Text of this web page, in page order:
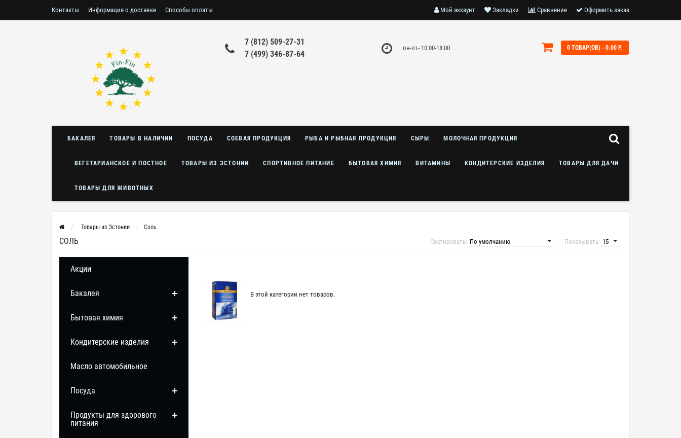
Контакты Информация о доставке Способы оплаты Мой аккаунт Закладки Сравнение Оформить заказ
7 (812) 509-27-31
7 (499) 346-87-64
пн-пт- 10:00-18:00 0 ТОВАР(ОВ) - 0.00 Р.
БАКАЛЕЯ ТОВАРЫ В НАЛИЧИИ ПОСУДА СОЕВАЯ ПРОДУКЦИЯ РЫБА И РЫБНАЯ ПРОДУКЦИЯ СЫРЫ МОЛОЧНАЯ ПРОДУКЦИЯ
ВЕГЕТАРИАНСКОЕ И ПОСТНОЕ ТОВАРЫ ИЗ ЭСТОНИИ СПОРТИВНОЕ ПИТАНИЕ БЫТОВАЯ ХИМИЯ ВИТАМИНЫ КОНДИТЕРСКИЕ ИЗДЕЛИЯ ТОВАРЫ ДЛЯ ДАЧИ
ТОВАРЫ ДЛЯ ЖИВОТНЫХ
Товары из Эстонии Соль
СОЛЬ Показывать:
Сортировать:
Акции
Бакалея
Бытовая химия
Кондитерские изделия
Масло автомобильное
Посуда
Продукты для здорового
питания
В этой категории нет товаров.